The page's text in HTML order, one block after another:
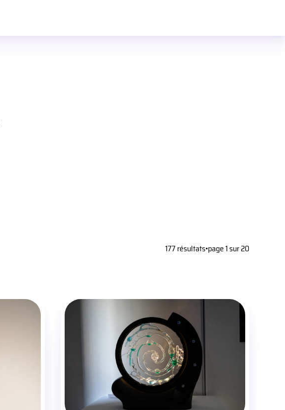
177 résultats•page 1 sur 20